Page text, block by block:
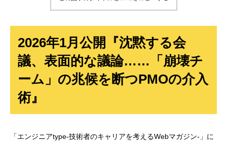
2026年1月公開『沈黙する会
議、表面的な議論……「崩壊チ
ーム」の兆候を断つPMOの介入
術』
「エンジニアtype-技術者のキャリアを考えるWebマガジン-」に